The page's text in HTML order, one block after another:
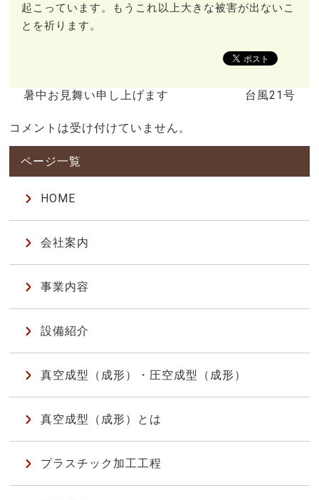
起こっています。もうこれ以上大きな被害が出ないこ
とを祈ります。
暑中お見舞い申し上げます 台風21号
コメントは受け付けていません。
HOME
会社案内
事業内容
設備紹介
真空成型（成形）・圧空成型（成形）
真空成型（成形）とは
プラスチック加工工程